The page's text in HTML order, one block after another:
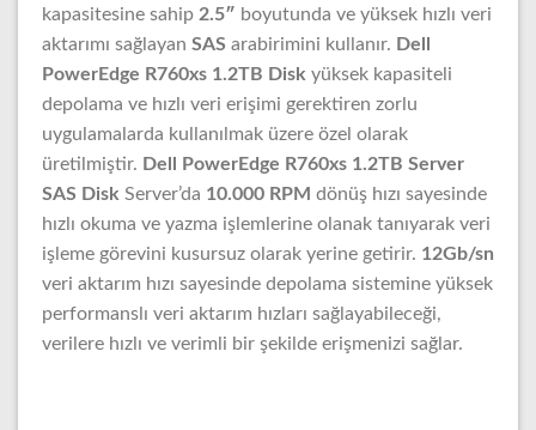
kapasitesine sahip 2.5″ boyutunda ve yüksek hızlı veri
aktarımı sağlayan SAS arabirimini kullanır. Dell
PowerEdge R760xs 1.2TB Disk yüksek kapasiteli
depolama ve hızlı veri erişimi gerektiren zorlu
uygulamalarda kullanılmak üzere özel olarak
üretilmiştir. Dell PowerEdge R760xs 1.2TB Server
SAS Disk Server’da 10.000 RPM dönüş hızı sayesinde
hızlı okuma ve yazma işlemlerine olanak tanıyarak veri
işleme görevini kusursuz olarak yerine getirir. 12Gb/sn
veri aktarım hızı sayesinde depolama sistemine yüksek
performanslı veri aktarım hızları sağlayabileceği,
verilere hızlı ve verimli bir şekilde erişmenizi sağlar.